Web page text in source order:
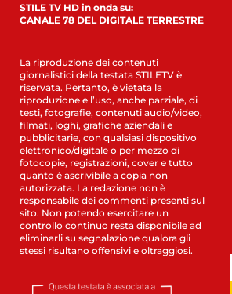
STILE TV HD in onda su:
CANALE 78 DEL DIGITALE TERRESTRE
La riproduzione dei contenuti
giornalistici della testata STILETV è
riservata. Pertanto, è vietata la
riproduzione e l’uso, anche parziale, di
testi, fotografie, contenuti audio/video,
filmati, loghi, grafiche aziendali e
pubblicitarie, con qualsiasi dispositivo
elettronico/digitale o per mezzo di
fotocopie, registrazioni, cover e tutto
quanto è ascrivibile a copia non
autorizzata. La redazione non è
responsabile dei commenti presenti sul
sito. Non potendo esercitare un
controllo continuo resta disponibile ad
eliminarli su segnalazione qualora gli
stessi risultano offensivi e oltraggiosi.